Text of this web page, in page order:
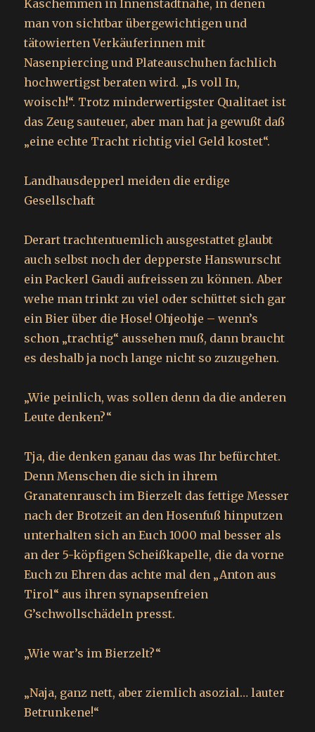
Kaschemmen in Innenstadtnähe, in denen
man von sichtbar übergewichtigen und
tätowierten Verkäuferinnen mit
Nasenpiercing und Plateauschuhen fachlich
hochwertigst beraten wird. „Is voll In,
woisch!“. Trotz minderwertigster Qualitaet ist
das Zeug sauteuer, aber man hat ja gewußt daß
„eine echte Tracht richtig viel Geld kostet“.
Landhausdepperl meiden die erdige
Gesellschaft
Derart trachtentuemlich ausgestattet glaubt
auch selbst noch der depperste Hanswurscht
ein Packerl Gaudi aufreissen zu können. Aber
wehe man trinkt zu viel oder schüttet sich gar
ein Bier über die Hose! Ohjeohje – wenn’s
schon „trachtig“ aussehen muß, dann braucht
es deshalb ja noch lange nicht so zuzugehen.
„Wie peinlich, was sollen denn da die anderen
Leute denken?“
Tja, die denken ganau das was Ihr befürchtet.
Denn Menschen die sich in ihrem
Granatenrausch im Bierzelt das fettige Messer
nach der Brotzeit an den Hosenfuß hinputzen
unterhalten sich an Euch 1000 mal besser als
an der 5-köpfigen Scheißkapelle, die da vorne
Euch zu Ehren das achte mal den „Anton aus
Tirol“ aus ihren synapsenfreien
G’schwollschädeln presst.
„Wie war’s im Bierzelt?“
„Naja, ganz nett, aber ziemlich asozial… lauter
Betrunkene!“